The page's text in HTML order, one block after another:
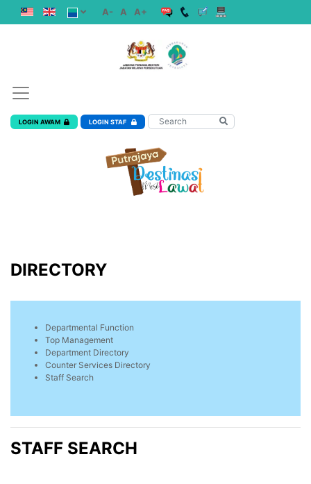
A- A A+
LOGIN AWAM LOGIN STAF
DIRECTORY
Departmental Function
Top Management
Department Directory
Counter Services Directory
Staff Search
STAFF SEARCH